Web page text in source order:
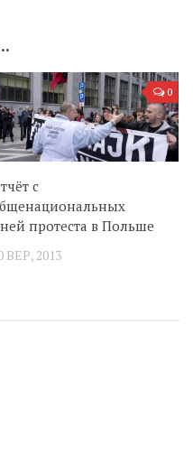
0
с
протеста в Польше
ВЕР, 2013